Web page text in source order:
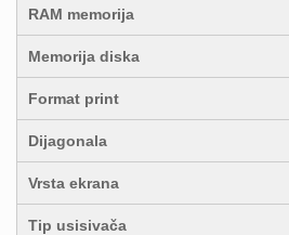
RAM memorija
Memorija diska
Format print
Dijagonala
Vrsta ekrana
Tip usisivača